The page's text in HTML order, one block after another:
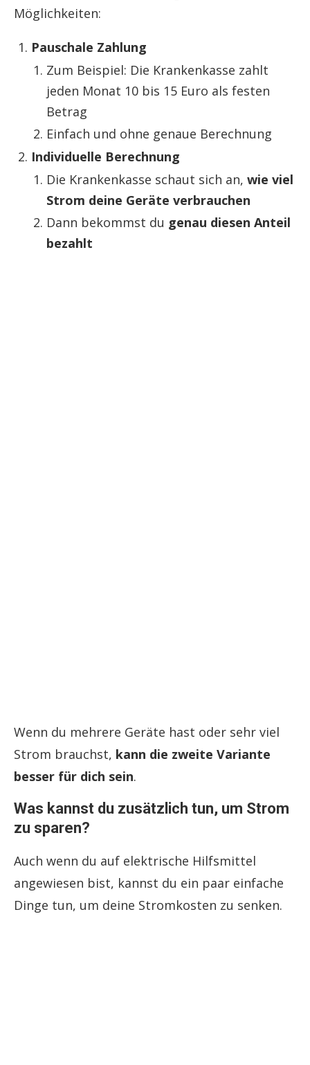
Möglichkeiten:
Pauschale Zahlung
Zum Beispiel: Die Krankenkasse zahlt
jeden Monat 10 bis 15 Euro als festen
Betrag
Einfach und ohne genaue Berechnung
Individuelle Berechnung
Die Krankenkasse schaut sich an, wie viel
Strom deine Geräte verbrauchen
Dann bekommst du genau diesen Anteil
bezahlt
Wenn du mehrere Geräte hast oder sehr viel
Strom brauchst, kann die zweite Variante
besser für dich sein.
Was kannst du zusätzlich tun, um Strom
zu sparen?
Auch wenn du auf elektrische Hilfsmittel
angewiesen bist, kannst du ein paar einfache
Dinge tun, um deine Stromkosten zu senken.